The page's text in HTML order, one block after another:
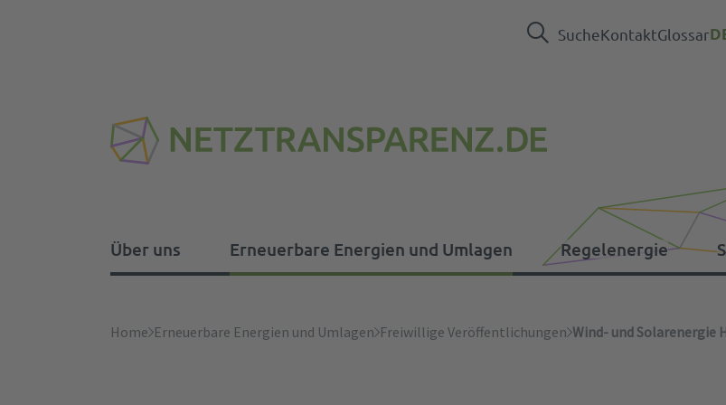
SucheKontaktGlossar
Über uns
Über uns
Erneuerbare Energien und Umlagen
Erneuerbare Energien und Umlagen
Regelenergie
Regelenergie
Systemdienstleistungen
Strommarktdesign
Home Erneuerbare Energien und Umlagen Freiwillige Veröffentlichungen Wind- und Solarenergie